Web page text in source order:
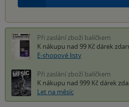
Při zaslání zboží balíčkem
K nákupu nad 99 Kč dárek
E-shopové listy
Při zaslání zboží balíčkem
K nákupu nad 999 Kč dárek
Let na měsíc